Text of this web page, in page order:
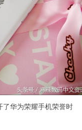
了华为荣耀手机荣誉时